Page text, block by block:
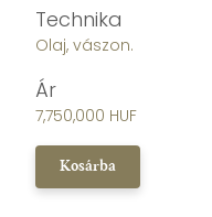
Technika
Olaj, vászon.
Ár
7,750,000 HUF
Kosárba